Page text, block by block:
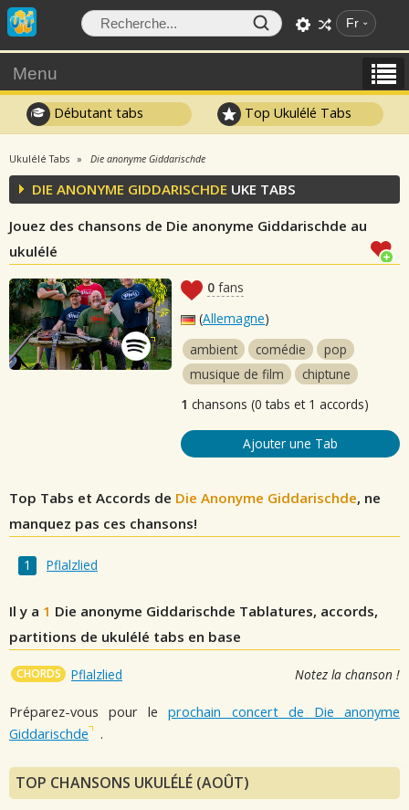
Fr
Menu
Débutant tabs Top Ukulélé Tabs
Ukulélé Tabs Die anonyme Giddarischde
DIE ANONYME GIDDARISCHDE UKE TABS
Jouez des chansons de Die anonyme Giddarischde au
ukulélé
0 fans
(Allemagne)
ambient
comédie
pop
musique de film
chiptune
1 chansons (0 tabs et 1 accords)
Ajouter une Tab
Top Tabs et Accords de Die Anonyme Giddarischde, ne
manquez pas ces chansons!
Pflalzlied
Il y a 1 Die anonyme Giddarischde Tablatures, accords,
partitions de ukulélé tabs en base
CHORDS Pflalzlied Notez la chanson !
Préparez-vous pour leprochain concert de Die anonyme
Giddarischde
.
TOP CHANSONS UKULÉLÉ (AOÛT)